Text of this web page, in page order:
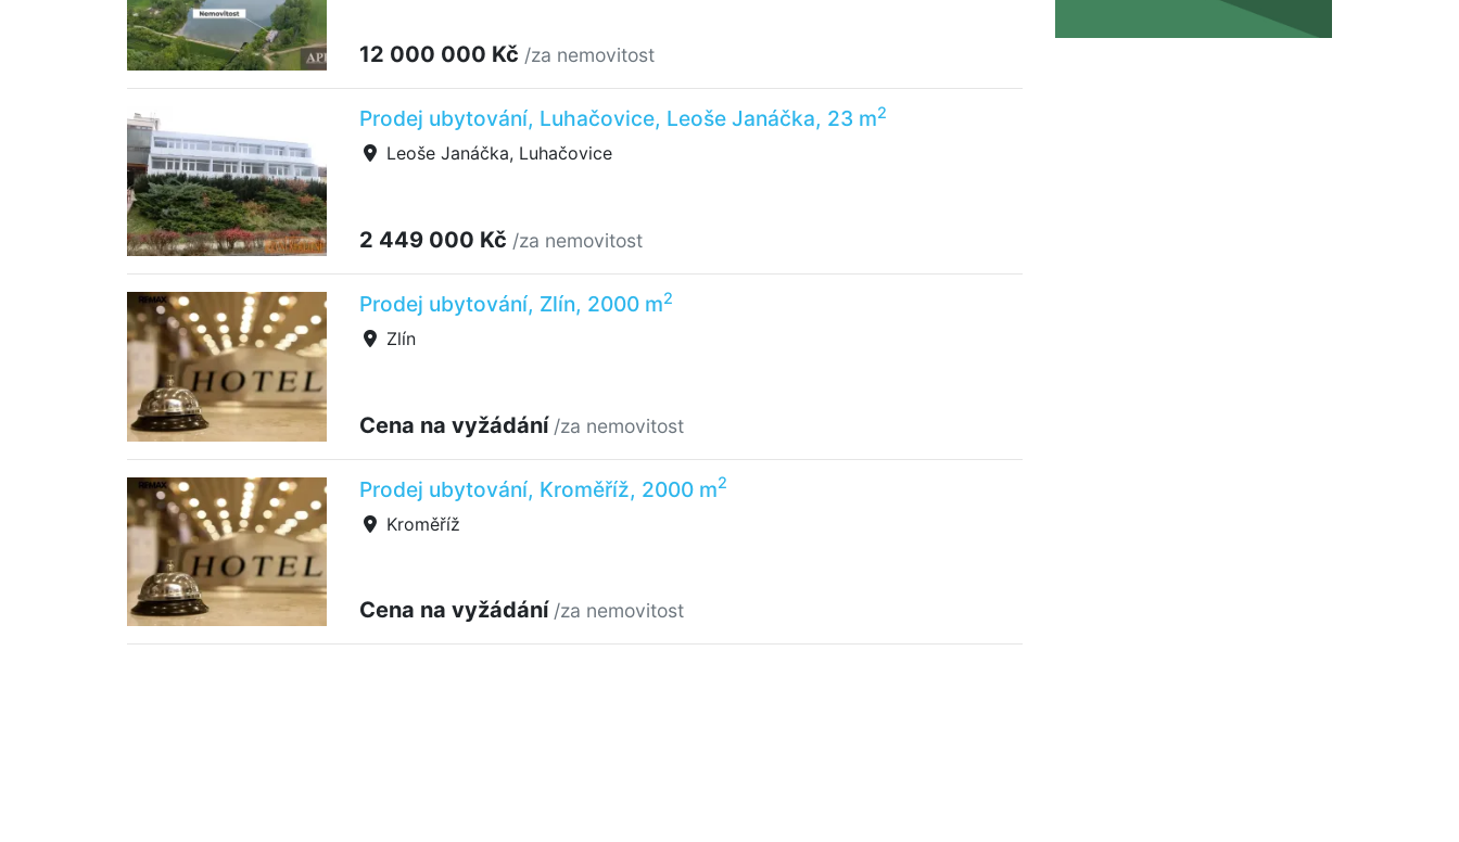
12 000 000 Kč /za nemovitost
Prodej ubytování, Luhačovice, Leoše Janáčka, 23 m2
Leoše Janáčka, Luhačovice
2 449 000 Kč /za nemovitost
Prodej ubytování, Zlín, 2000 m2
Zlín
Cena na vyžádání /za nemovitost
Prodej ubytování, Kroměříž, 2000 m2
Kroměříž
Cena na vyžádání /za nemovitost